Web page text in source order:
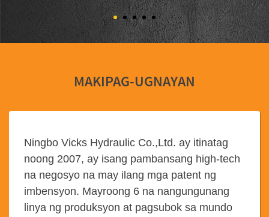
MAKIPAG-UGNAYAN
Ningbo Vicks Hydraulic Co.,Ltd. ay itinatag
noong 2007, ay isang pambansang high-tech
na negosyo na may ilang mga patent ng
imbensyon. Mayroong 6 na nangungunang
linya ng produksyon at pagsubok sa mundo